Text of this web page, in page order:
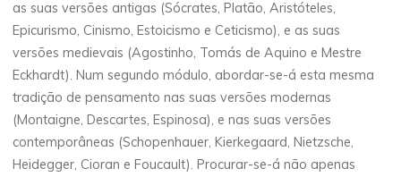
as suas versões antigas (Sócrates, Platão, Aristóteles,
Epicurismo, Cinismo, Estoicismo e Ceticismo), e as suas
versões medievais (Agostinho, Tomás de Aquino e Mestre
Eckhardt). Num segundo módulo, abordar-se-á esta mesma
tradição de pensamento nas suas versões modernas
(Montaigne, Descartes, Espinosa), e nas suas versões
contemporâneas (Schopenhauer, Kierkegaard, Nietzsche,
Heidegger, Cioran e Foucault). Procurar-se-á não apenas